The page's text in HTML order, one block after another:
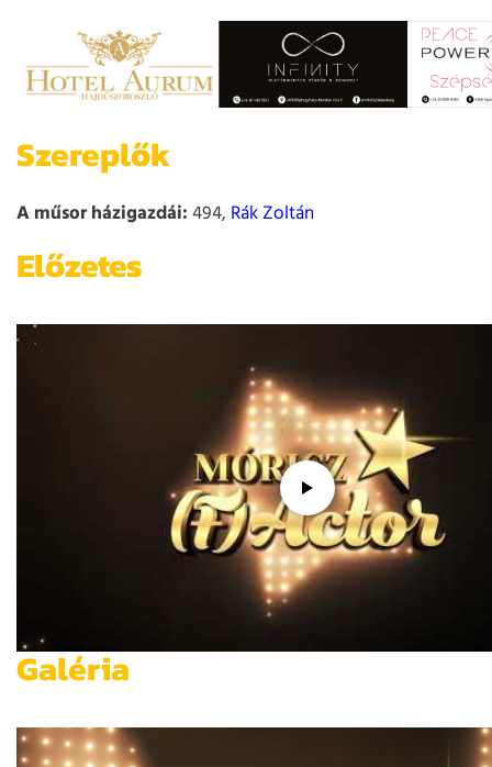
Szereplők
A műsor házigazdái:494, Rák Zoltán
Előzetes
Galéria